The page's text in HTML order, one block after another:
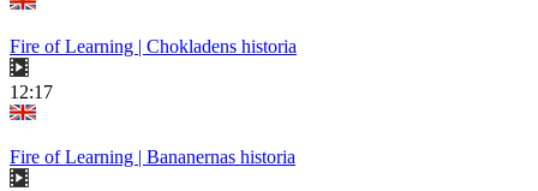
Fire of Learning | Chokladens historia
12:17
Fire of Learning | Bananernas historia